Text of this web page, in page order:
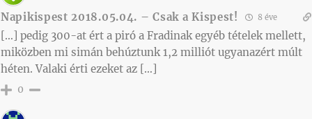
Napikispest 2018.05.04. – Csak a Kispest! 8 éve
[…] pedig 300-at ért a piró a Fradinak egyéb tételek mellett,
miközben mi simán behúztunk 1,2 milliót ugyanazért múlt
héten. Valaki érti ezeket az […]
0